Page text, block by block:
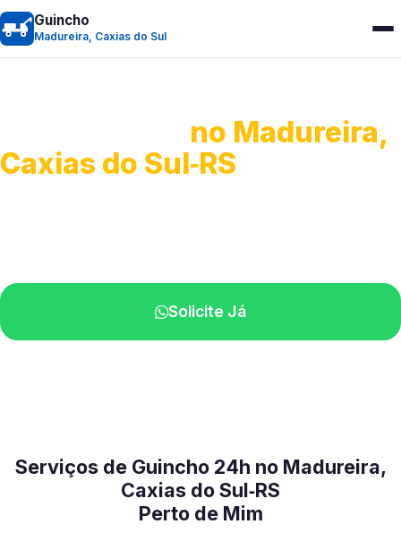
Guincho
Madureira, Caxias do Sul
no Madureira,
Caxias do Sul‑RS
Solicite Já
Serviços de Guincho 24h no Madureira,
Caxias do Sul‑RS
Perto de Mim